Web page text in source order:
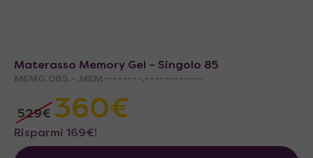
Materasso Memory Gel – Singolo 85
MEMG.085.-.MEM--------.------------
529€ 360€
Risparmi 169€!